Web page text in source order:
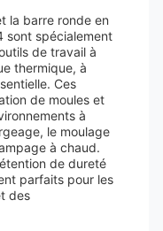
la barre ronde en
sont spécialement
de travail à
thermique, à
Ces
de moules et
à
le moulage
à chaud.
de dureté
parfaits pour les
des